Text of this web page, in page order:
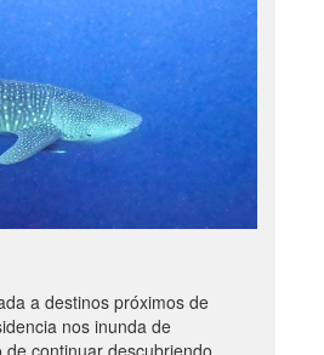
a destinos próximos de
nos inunda de
continuar descubriendo